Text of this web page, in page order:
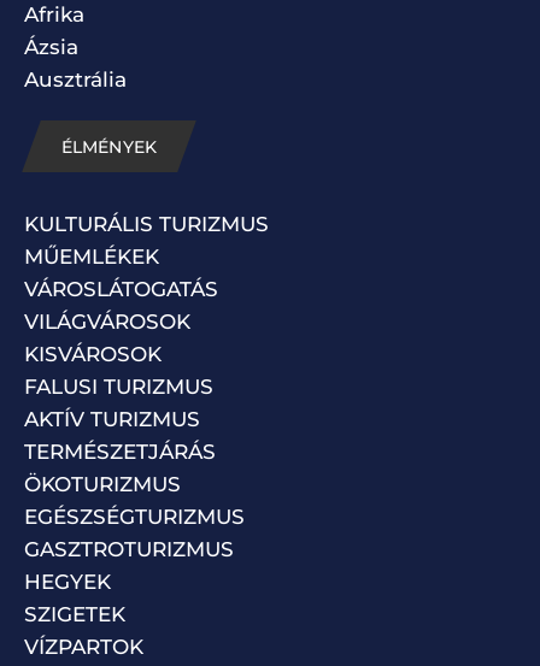
Afrika
Ázsia
Ausztrália
ÉLMÉNYEK
KULTURÁLIS TURIZMUS
MŰEMLÉKEK
VÁROSLÁTOGATÁS
VILÁGVÁROSOK
KISVÁROSOK
FALUSI TURIZMUS
AKTÍV TURIZMUS
TERMÉSZETJÁRÁS
ÖKOTURIZMUS
EGÉSZSÉGTURIZMUS
GASZTROTURIZMUS
HEGYEK
SZIGETEK
VÍZPARTOK